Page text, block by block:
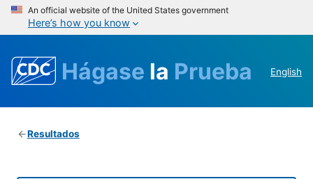
An official website of the United States government
Here’s how you know
Hágase la Prueba English
Resultados